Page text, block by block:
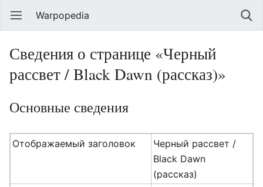
Warpopedia
Сведения о странице «Черный
рассвет / Black Dawn (рассказ)»
Основные сведения
Отображаемый заголовок
Черный рассвет /
Black Dawn
(рассказ)